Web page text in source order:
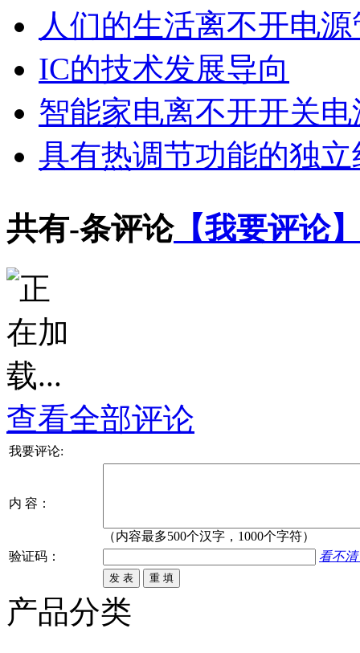
人们的生活离不开电
IC的技术发展导向
智能家电离不开开关
具有热调节功能的独
共有-条评论【我要评论
查看全部评论
我要评论:
内 容：
（内容最多500个汉字，1000个字符）
验证码：
看不
产品分类